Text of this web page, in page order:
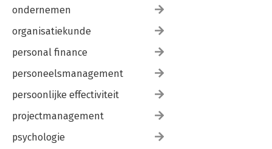
ondernemen
organisatiekunde
personal finance
personeelsmanagement
persoonlijke effectiviteit
projectmanagement
psychologie